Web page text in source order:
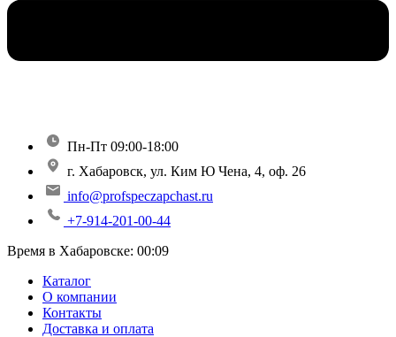
Пн-Пт 09:00-18:00
г. Хабаровск, ул. Ким Ю Чена, 4, оф. 26
info@profspeczapchast.ru
+7-914-201-00-44
Время в Хабаровске: 00:09
Каталог
О компании
Контакты
Доставка и оплата